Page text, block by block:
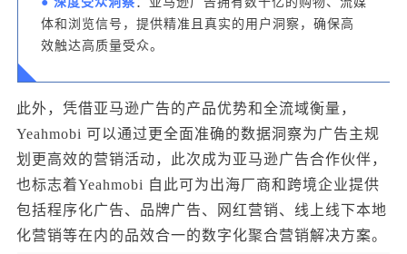
体和浏览信号，提供精准且真实的用户洞察，确保高
效触达高质量受众。
此外，凭借亚马逊广告的产品优势和全流域衡量，
Yeahmobi 可以通过更全面准确的数据洞察为广告主规
划更高效的营销活动，此次成为亚马逊广告合作伙伴，
也标志着Yeahmobi 自此可为出海厂商和跨境企业提供
包括程序化广告、品牌广告、网红营销、线上线下本地
化营销等在内的品效合一的数字化聚合营销解决方案。